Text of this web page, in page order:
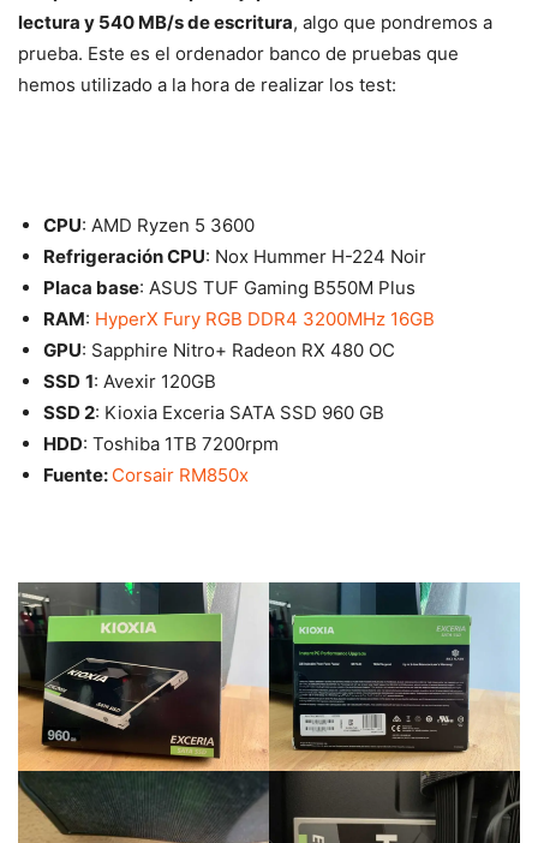
lectura y 540 MB/s de escritura, algo que pondremos a
prueba. Este es el ordenador banco de pruebas que
hemos utilizado a la hora de realizar los test:
CPU: AMD Ryzen 5 3600
Refrigeración CPU: Nox Hummer H-224 Noir
Placa base: ASUS TUF Gaming B550M Plus
RAM: HyperX Fury RGB DDR4 3200MHz 16GB
GPU: Sapphire Nitro+ Radeon RX 480 OC
SSD 1: Avexir 120GB
SSD 2: Kioxia Exceria SATA SSD 960 GB
HDD: Toshiba 1TB 7200rpm
Fuente: Corsair RM850x